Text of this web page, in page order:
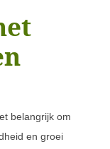
belangrijk om
en groei